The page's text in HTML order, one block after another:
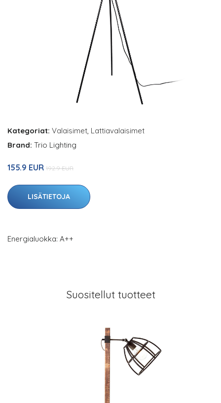
Kategoriat: Valaisimet, Lattiavalaisimet
Brand: Trio Lighting
155.9 EUR 192.9 EUR
LISÄTIETOJA
Energialuokka: A++
Suositellut tuotteet